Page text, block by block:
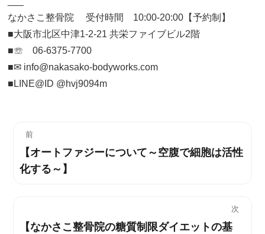
なかさこ整骨院 受付時間 10:00-20:00【予約制】
■大阪市北区中津1-2-21 共栄ファイブビル2階
■☏ 06-6375-7700
■✉︎ info@nakasako-bodyworks.com
■LINE@ID @hvj9094m
前
過
去
稿:
【オートファジーについて～空腹で細胞は活性
化する～】
次
次【なかさこ整骨院の糖質制限ダイエットの基